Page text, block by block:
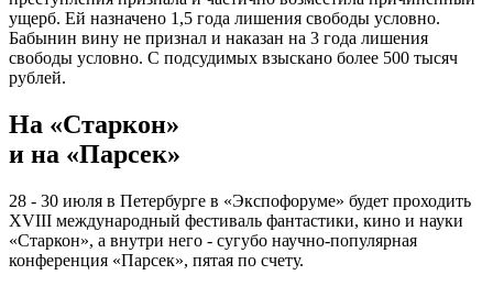
ущерб. Ей назначено 1,5 года лишения свободы условно.
Бабынин вину не признал и наказан на 3 года лишения
свободы условно. С подсудимых взыскано более 500 тысяч
рублей.
На «Старкон»
и на «Парсек»
28 - 30 июля в Петербурге в «Экспофоруме» будет проходить
XVIII международный фестиваль фантастики, кино и науки
«Старкон», а внутри него - сугубо научно-популярная
конференция «Парсек», пятая по счету.